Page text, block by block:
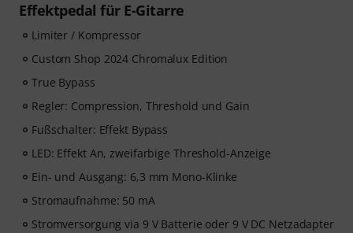
Effektpedal für E-Gitarre
Limiter / Kompressor
Custom Shop 2024 Chromalux Edition
True Bypass
Regler: Compression, Threshold und Gain
Fußschalter: Effekt Bypass
LED: Effekt An, zweifarbige Threshold-Anzeige
Ein- und Ausgang: 6,3 mm Mono-Klinke
Stromaufnahme: 50 mA
Stromversorgung via 9 V Batterie oder 9 V DC Netzadapter